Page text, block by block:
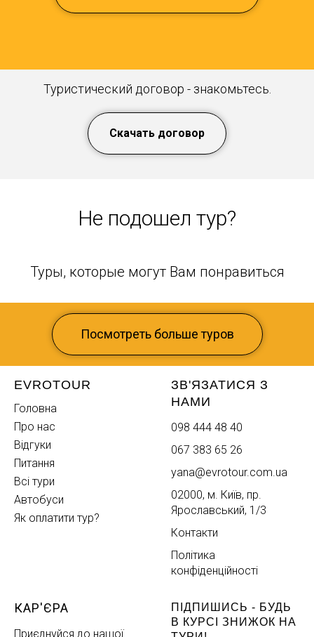
Туристический договор - знакомьтесь.
Скачать договор
Не подошел тур?
Туры, которые могут Вам понравиться
Посмотреть больше туров
EVROTOUR
Головна
Про нас
Відгуки
Питання
Всі тури
Автобуси
Як оплатити тур?
ЗВ'ЯЗАТИСЯ З
НАМИ
098 444 48 40
067 383 65 26
yana@evrotour.com.ua
02000, м. Київ, пр.
Ярославський, 1/3
Контакти
Політика
конфіденційності
КАР'ЄРА
Приєднуйся до нашої
ПІДПИШИСЬ - БУДЬ
В КУРСІ ЗНИЖОК НА